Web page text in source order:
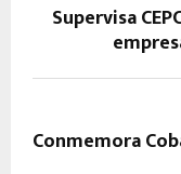
Supervisa
Conmemora